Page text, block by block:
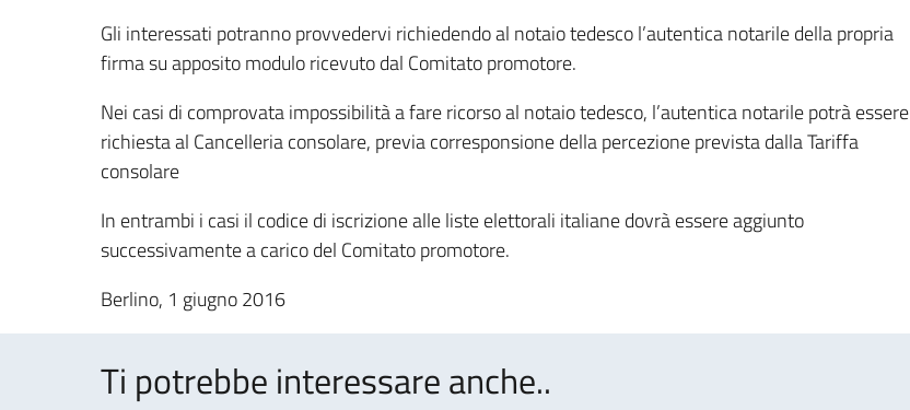
Gli interessati potranno provvedervi richiedendo al notaio tedesco l’autentica notarile della propria
firma su apposito modulo ricevuto dal Comitato promotore.
Nei casi di comprovata impossibilità a fare ricorso al notaio tedesco, l’autentica notarile potrà essere
richiesta al Cancelleria consolare, previa corresponsione della percezione prevista dalla Tariffa
consolare
In entrambi i casi il codice di iscrizione alle liste elettorali italiane dovrà essere aggiunto
successivamente a carico del Comitato promotore.
Berlino, 1 giugno 2016
Ti potrebbe interessare anche..